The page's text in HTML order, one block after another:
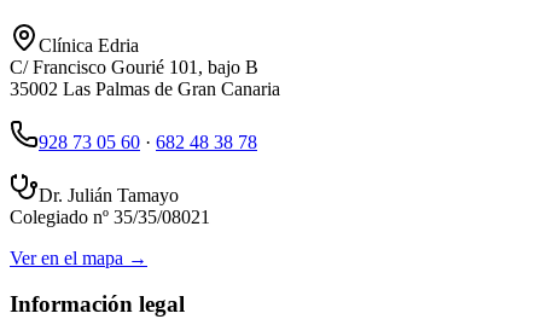
Clínica Edria
C/ Francisco Gourié 101, bajo B
35002 Las Palmas de Gran Canaria
928 73 05 60 · 682 48 38 78
Dr. Julián Tamayo
Colegiado nº 35/35/08021
Ver en el mapa →
Información legal